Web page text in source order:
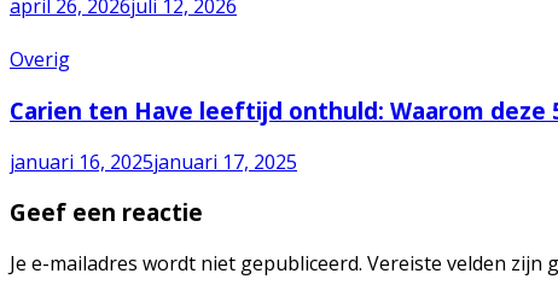
april 26, 2026juli 12, 2026
Overig
Carien ten Have leeftijd onthuld: Waarom deze
januari 16, 2025januari 17, 2025
Geef een reactie
Je e-mailadres wordt niet gepubliceerd. Vereiste velden zijn